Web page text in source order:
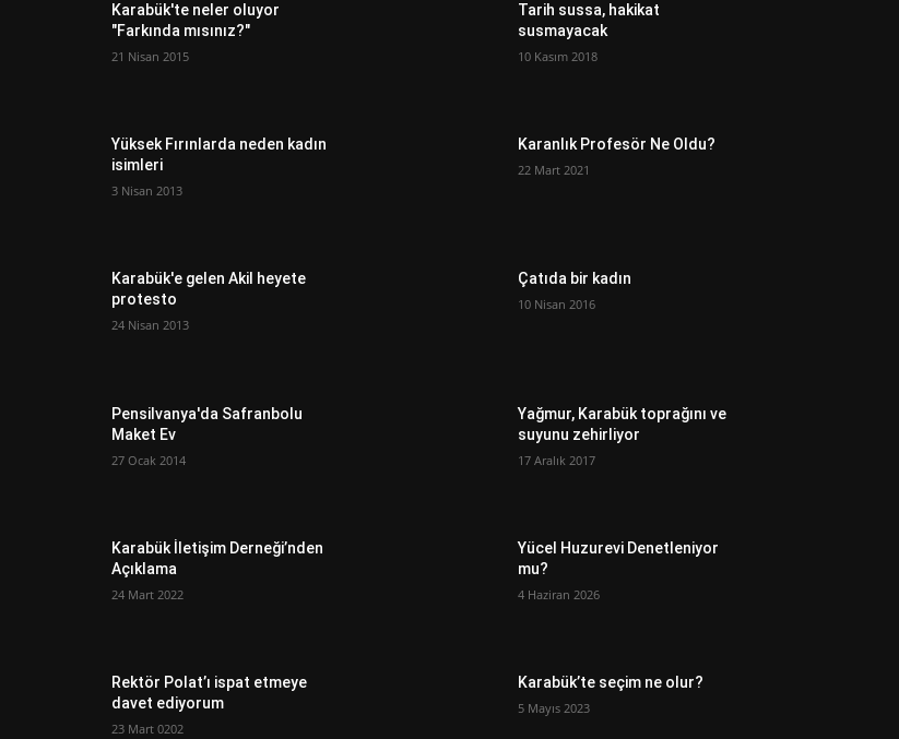
Karabük'te neler oluyor
"Farkında mısınız?"
21 Nisan 2015
Yüksek Fırınlarda neden kadın
isimleri
3 Nisan 2013
Karabük'e gelen Akil heyete
protesto
24 Nisan 2013
Pensilvanya'da Safranbolu
Maket Ev
27 Ocak 2014
Karabük İletişim Derneği’nden
Açıklama
24 Mart 2022
Rektör Polat’ı ispat etmeye
davet ediyorum
23 Mart 0202
Tarih sussa, hakikat
susmayacak
10 Kasım 2018
Karanlık Profesör Ne Oldu?
22 Mart 2021
Çatıda bir kadın
10 Nisan 2016
Yağmur, Karabük toprağını ve
suyunu zehirliyor
17 Aralık 2017
Yücel Huzurevi Denetleniyor
mu?
4 Haziran 2026
Karabük’te seçim ne olur?
5 Mayıs 2023